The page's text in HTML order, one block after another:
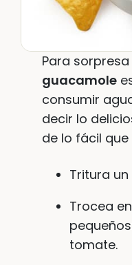
Para
guacamole
consumir
decir lo
de lo fácil
Tritura
Trocea
tomate.